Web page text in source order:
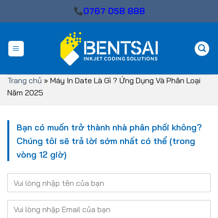
0767 058 888
Trang chủ » Máy In Date Là Gì ? Ứng Dụng Và Phân Loại
Năm 2025
Bạn có muốn trở thành nhà phân phối không?
Chúng tôi sẽ trả lời sớm nhất có thể (trong
vòng 12 giờ)